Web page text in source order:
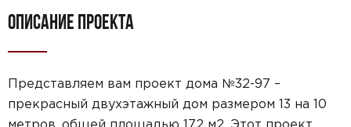
ОПИСАНИЕ ПРОЕКТА
Представляем вам проект дома №32-97 –
прекрасный двухэтажный дом размером 13 на 10
метров, общей площадью 172 м2. Этот проект